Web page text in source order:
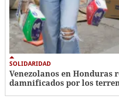
SOLIDARIDAD
Venezolanos en Honduras
damnificados por los